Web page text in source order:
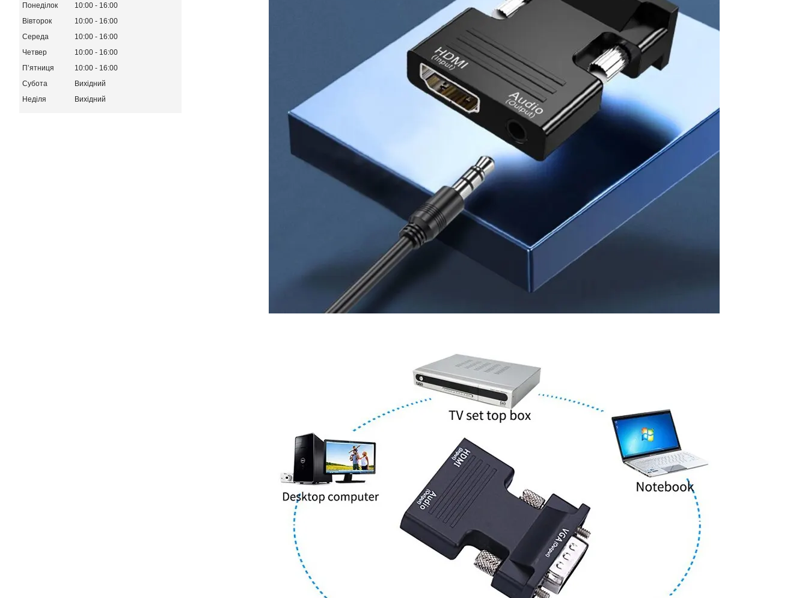
Понеділок 10:00
16:00
Вівторок
10:00
16:00
Середа
10:00
16:00
Четвер
10:00
16:00
Пʼятниця
10:00
16:00
Субота
Вихідний
Неділя
Вихідний